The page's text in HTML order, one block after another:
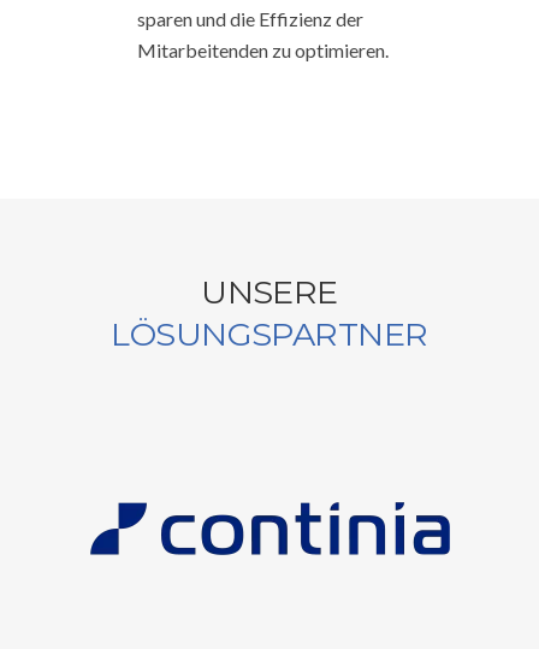
sparen und die Effizienz der
Mitarbeitenden zu optimieren.
UNSERE
LÖSUNGSPARTNER